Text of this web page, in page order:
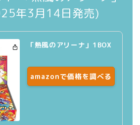
年3月14日発売)
「熱風のアリーナ」1BOX
amazonで価格を調べる